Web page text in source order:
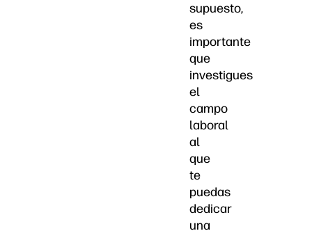
supuesto,
es
importante
que
investigues
el
campo
laboral
al
que
te
puedas
dedicar
una